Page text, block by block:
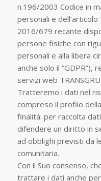
n.196/2003 Codice in
personali e
2016/679 recante
persone fisiche con
personali e alla libera
anche solo il “GDPR”),
servizi web TRANSGRU
Tratteremo i dati nel
compreso il profilo
finalità: per raccolta
difendere un diritto in
ad obblighi previsti da
comunitaria.
Con il Suo consenso,
trattare i dati anche